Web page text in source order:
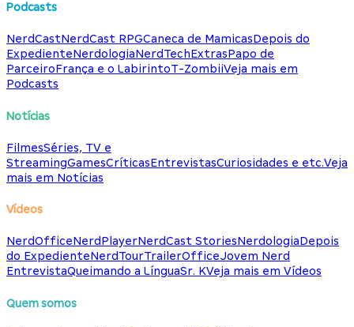
Podcasts
NerdCastNerdCast RPGCaneca de MamicasDepois do
ExpedienteNerdologiaNerdTechExtrasPapo de
ParceiroFrança e o LabirintoT-ZombiiVeja mais em
Podcasts
Notícias
FilmesSéries, TV e
StreamingGamesCríticasEntrevistasCuriosidades e etc.Veja
mais em Notícias
Vídeos
NerdOfficeNerdPlayerNerdCast StoriesNerdologiaDepois
do ExpedienteNerdTourTrailerOfficeJovem Nerd
EntrevistaQueimando a LínguaSr. KVeja mais em Vídeos
Quem somos